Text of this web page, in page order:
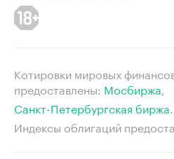
Котировки мировых
предоставлены: Мосбиржа⁠,
Санкт-Петербургская биржа⁠.
Индексы облигаций